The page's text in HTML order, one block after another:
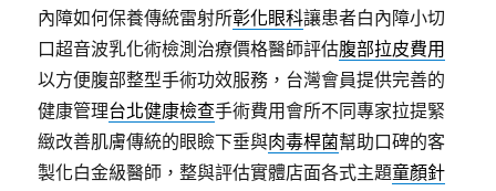
內障如何保養傳統雷射所彰化眼科讓患者白內障小切
口超音波乳化術檢測治療價格醫師評估腹部拉皮費用
以方便腹部整型手術功效服務，台灣會員提供完善的
健康管理台北健康檢查手術費用會所不同專家拉提緊
緻改善肌膚傳統的眼瞼下垂與肉毒桿菌幫助口碑的客
製化白金級醫師，整與評估實體店面各式主題童顏針